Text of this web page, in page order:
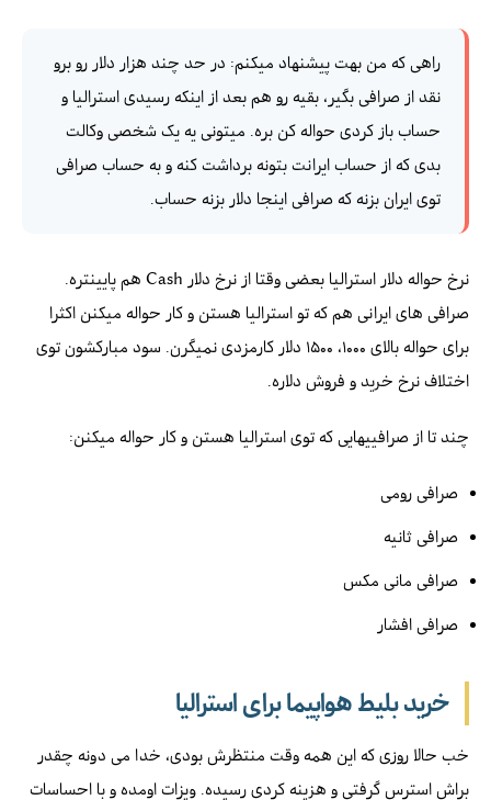
راهی که من بهت پیشنهاد میکنم: در حد چند هزار دلار رو برو
نقد از صرافی بگیر، بقیه رو هم بعد از اینکه رسیدی استرالیا و
حساب باز کردی حواله کن بره. میتونی یه یک شخصی وکالت
بدی که از حساب ایرانت بتونه برداشت کنه و به حساب صرافی
توی ایران بزنه که صرافی اینجا دلار بزنه حساب.
نرخ حواله دلار استرالیا بعضی وقتا از نرخ دلار Cash هم پایینتره.
صرافی های ایرانی هم که تو استرالیا هستن و کار حواله میکنن اکثرا
برای حواله بالای ۱۰۰۰، ۱۵۰۰ دلار کارمزدی نمیگرن. سود مبارکشون توی
اختلاف نرخ خرید و فروش دلاره.
چند تا از صرافییهایی که توی استرالیا هستن و کار حواله میکنن:
صرافی رومی
صرافی ثانیه
صرافی مانی مکس
صرافی افشار
خرید بلیط هواپیما برای استرالیا
خب حالا روزی که این همه وقت منتظرش بودی، خدا می دونه چقدر
براش استرس گرفتی و هزینه کردی رسیده. ویزات اومده و با احساسات